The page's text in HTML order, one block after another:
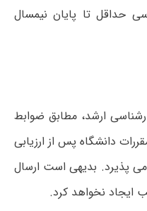
حداقل تا پایان نیمسال
ارشد، مطابق ضوابط
دانشگاه پس از ارزیابی
پذیرد. بدیهی است ارسال
ایجاد نخواهد کرد.